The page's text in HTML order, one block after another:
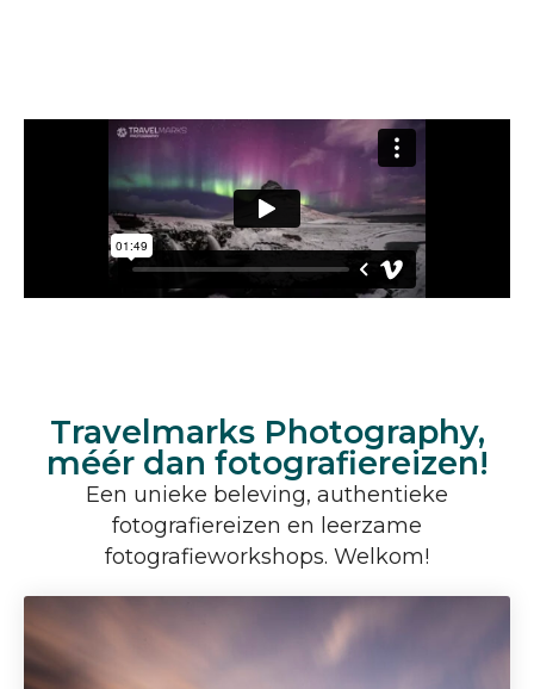
Travelmarks Photography,
méér dan fotografiereizen!
Een unieke beleving, authentieke
fotografiereizen en leerzame
fotografieworkshops. Welkom!